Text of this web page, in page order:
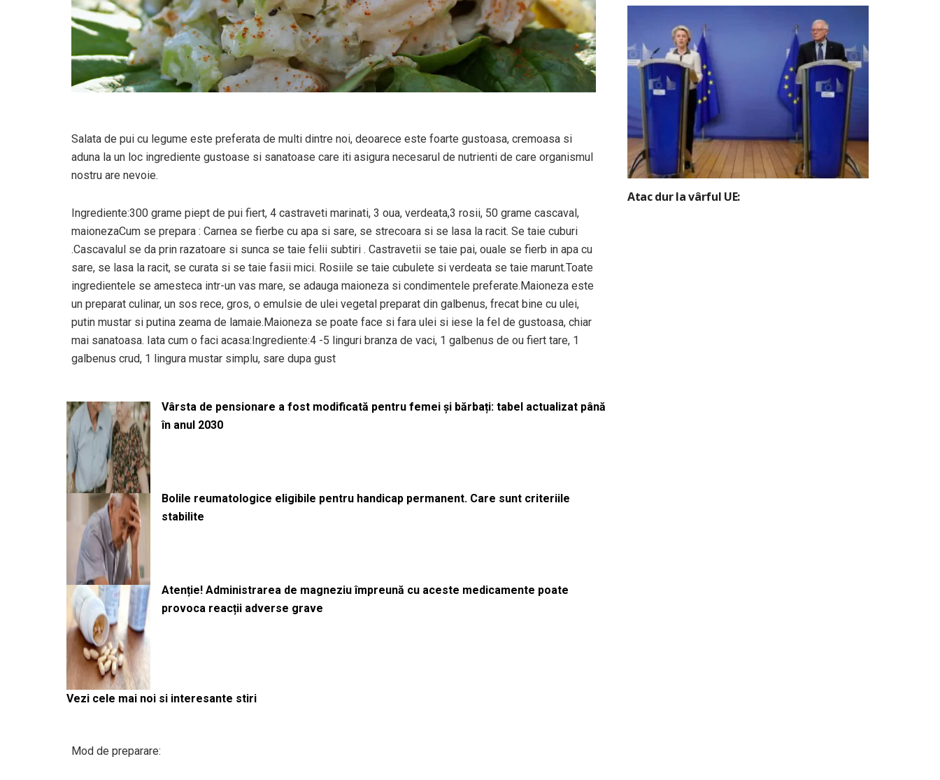
Salata de pui cu legume este preferata de multi dintre noi, deoarece este foarte gustoasa, cremoasa si
aduna la un loc ingrediente gustoase si sanatoase care iti asigura necesarul de nutrienti de care organismul
nostru are nevoie.
Ingrediente:300 grame piept de pui fiert, 4 castraveti marinati, 3 oua, verdeata,3 rosii, 50 grame cascaval,
maionezaCum se prepara : Carnea se fierbe cu apa si sare, se strecoara si se lasa la racit. Se taie cuburi
.Cascavalul se da prin razatoare si sunca se taie felii subtiri . Castravetii se taie pai, ouale se fierb in apa cu
sare, se lasa la racit, se curata si se taie fasii mici. Rosiile se taie cubulete si verdeata se taie marunt.Toate
ingredientele se amesteca intr-un vas mare, se adauga maioneza si condimentele preferate.Maioneza este
un preparat culinar, un sos rece, gros, o emulsie de ulei vegetal preparat din galbenus, frecat bine cu ulei,
putin mustar si putina zeama de lamaie.Maioneza se poate face si fara ulei si iese la fel de gustoasa, chiar
mai sanatoasa. Iata cum o faci acasa:Ingrediente:4 -5 linguri branza de vaci, 1 galbenus de ou fiert tare, 1
galbenus crud, 1 lingura mustar simplu, sare dupa gust
Vârsta de pensionare a fost modificată pentru femei și bărbați: tabel actualizat până
în anul 2030
Bolile reumatologice eligibile pentru handicap permanent. Care sunt criteriile
stabilite
Atenție! Administrarea de magneziu împreună cu aceste medicamente poate
provoca reacții adverse grave
Vezi cele mai noi si interesante stiri
Mod de preparare:
Atac dur la vârful UE: